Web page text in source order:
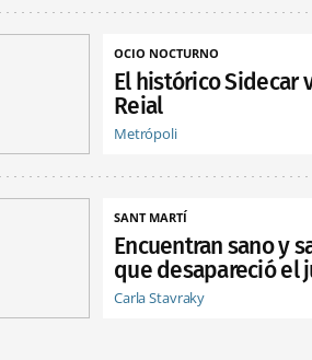
OCIO NOCTURNO
El histórico Sidecar
Reial
Metrópoli
SANT MARTÍ
Encuentran sano y
que desapareció el
Carla Stavraky